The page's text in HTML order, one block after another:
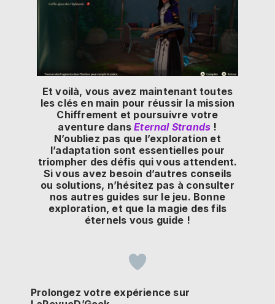
Et voilà, vous avez maintenant toutes
les clés en main pour réussir la mission
Chiffrement et poursuivre votre
aventure dansEternal Strands !
N’oubliez pas que l’exploration et
l’adaptation sont essentielles pour
triompher des défis qui vous attendent.
Si vous avez besoin d’autres conseils
ou solutions, n’hésitez pas à consulter
nos autres guides sur le jeu. Bonne
exploration, et que la magie des fils
éternels vous guide !
Prolongez votre expérience sur